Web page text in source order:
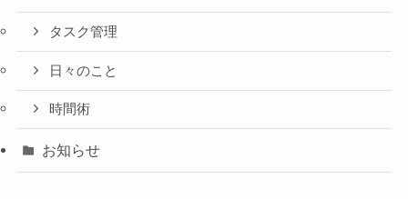
タスク管理
日々のこと
時間術
お知らせ